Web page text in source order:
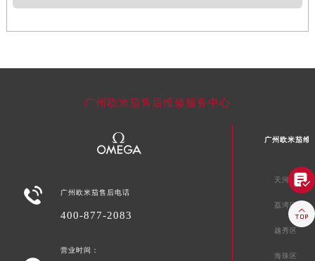
广州欧米茄售后维修服务中心
 广州欧米茄售后电话
400-877-2083
营业时间：
广州欧米茄维
天河区
荔湾区
越秀区
海珠区

